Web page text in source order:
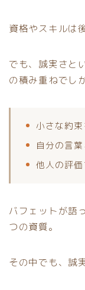
資格やスキルは
でも、誠実さと
の積み重ねでし
小さな約
自分の言
他人の評
バフェットが語
つの資質。
その中でも、誠